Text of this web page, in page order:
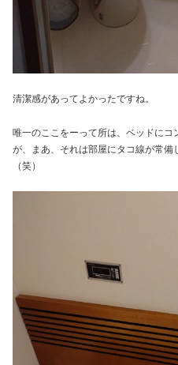
清潔感があってよかったですね。
唯一のここをーって所は、ベッドに
が、まあ、それは部屋にタコ線が常備
（笑）